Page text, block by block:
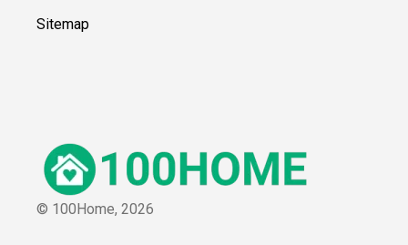
Sitemap
© 100Home, 2026